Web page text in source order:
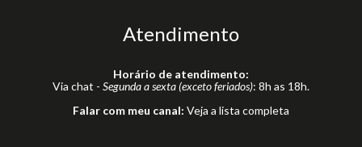
Atendimento
Horário de atendimento:
Via chat - Segunda a sexta (exceto feriados): 8h as 18h.
Falar com meu canal: Veja a lista completa